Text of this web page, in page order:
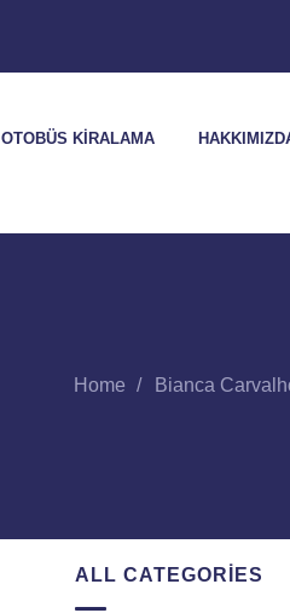
OTOBÜS KIRALAMA
Home Bianca
ALL CATEGORIES